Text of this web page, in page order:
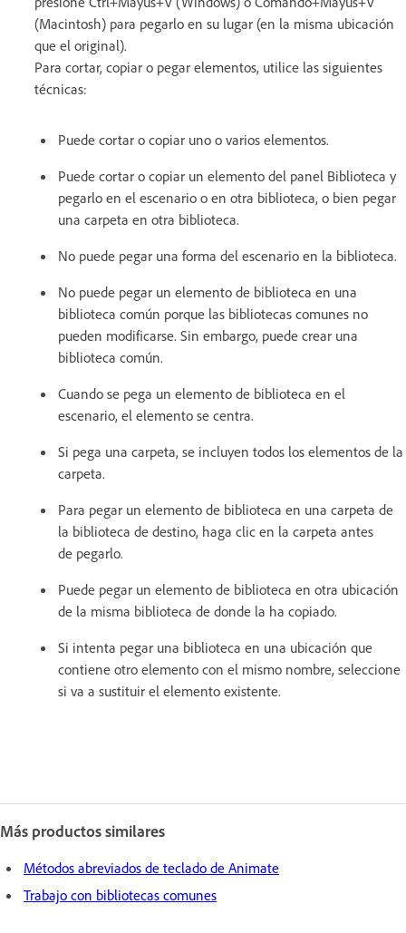
(Macintosh) para pegarlo en su lugar (en la misma ubicación
que el original).
Para cortar, copiar o pegar elementos, utilice las siguientes
técnicas:
Puede cortar o copiar uno o varios elementos.
Puede cortar o copiar un elemento del panel Biblioteca y
pegarlo en el escenario o en otra biblioteca, o bien pegar
una carpeta en otra biblioteca.
No puede pegar una forma del escenario en la biblioteca.
No puede pegar un elemento de biblioteca en una
biblioteca común porque las bibliotecas comunes no
pueden modificarse. Sin embargo, puede crear una
biblioteca común.
Cuando se pega un elemento de biblioteca en el
escenario, el elemento se centra.
Si pega una carpeta, se incluyen todos los elementos de la
carpeta.
Para pegar un elemento de biblioteca en una carpeta de
la biblioteca de destino, haga clic en la carpeta antes
de pegarlo.
Puede pegar un elemento de biblioteca en otra ubicación
de la misma biblioteca de donde la ha copiado.
Si intenta pegar una biblioteca en una ubicación que
contiene otro elemento con el mismo nombre, seleccione
si va a sustituir el elemento existente.
Más productos similares
Métodos abreviados de teclado de Animate
Trabajo con bibliotecas comunes